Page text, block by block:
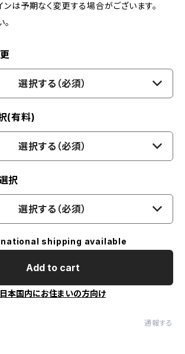
は予期なく変更する場合がございます。
選択する（必須）
(有料)
選択する（必須）
択
選択する（必須）
shipping available
Add to cart
日本国内にお住まいの方向け
通報する